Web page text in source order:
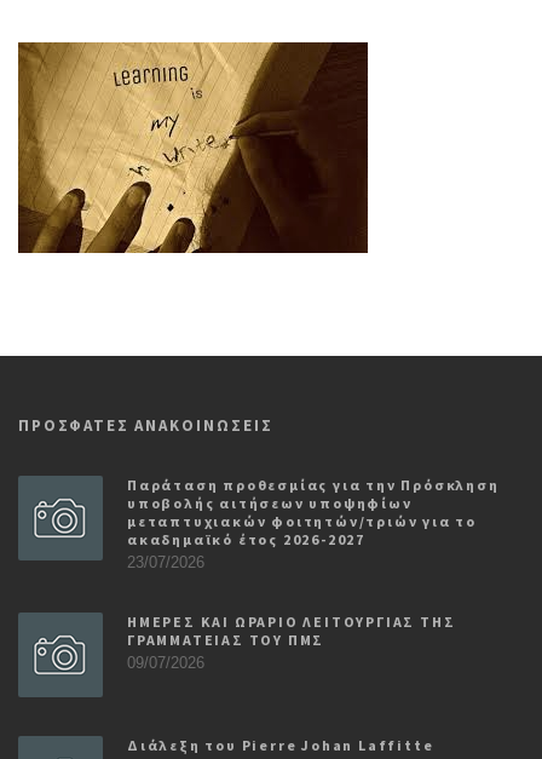
ΠΡΟΣΦΑΤΕΣ ΑΝΑΚΟΙΝΩΣΕΙΣ
Παράταση προθεσμίας για την Πρόσκληση
υποβολής αιτήσεων υποψηφίων
μεταπτυχιακών φοιτητών/τριών για το
ακαδημαϊκό έτος 2026-2027
23/07/2026
ΗΜΕΡΕΣ ΚΑΙ ΩΡΑΡΙΟ ΛΕΙΤΟΥΡΓΙΑΣ ΤΗΣ
ΓΡΑΜΜΑΤΕΙΑΣ ΤΟΥ ΠΜΣ
09/07/2026
Διάλεξη του Pierre Johan Laffitte